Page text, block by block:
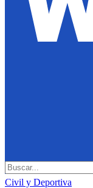
Search
for:
Civil y Deportiva